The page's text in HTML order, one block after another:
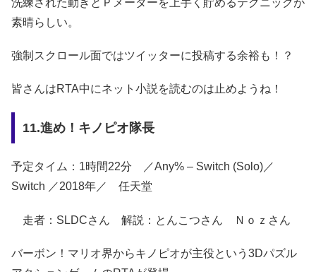
素晴らしい。
強制スクロール面ではツイッターに投稿する余裕も！？
皆さんはRTA中にネット小説を読むのは止めようね！
11.進め！キノピオ隊長
予定タイム：1時間22分 ／Any% – Switch (Solo)／
Switch ／2018年／ 任天堂
走者：SLDCさん 解説：とんこつさん Ｎｏｚさん
バーボン！マリオ界からキノピオが主役という3Dパズル